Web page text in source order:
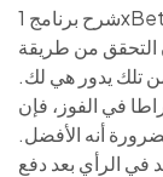
شرح برنامج 1xBet أول شيء تحتاج لمعرفته حول عمليات السحب
التحقق من طريقة
تلك يدور هي لك.
في الفوز، فإن
أنه الأفضل.
في الرأي بعد دفع